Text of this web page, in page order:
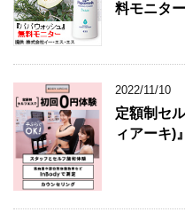
料モニタ
2022/11/10
定額制セ
ィアーキ)